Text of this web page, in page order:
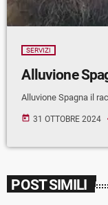
SERVIZI
Alluvione
Alluvione Spagna il
today 31 OTTOBRE 2024
POST SIMILI